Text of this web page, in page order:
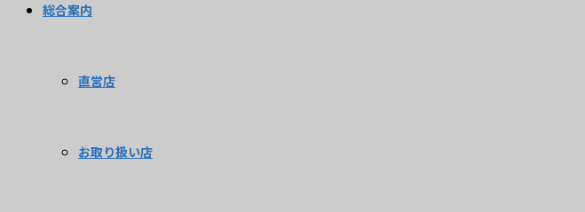
総合案内
直営店
お取り扱い店